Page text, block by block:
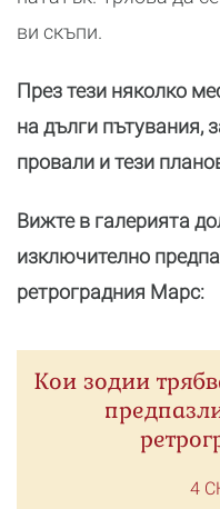
ви скъпи.
През тези няколко
на дълги
провали и тези
Вижте в галерията
изключително
ретроградния Марс:
Кои зодии
4